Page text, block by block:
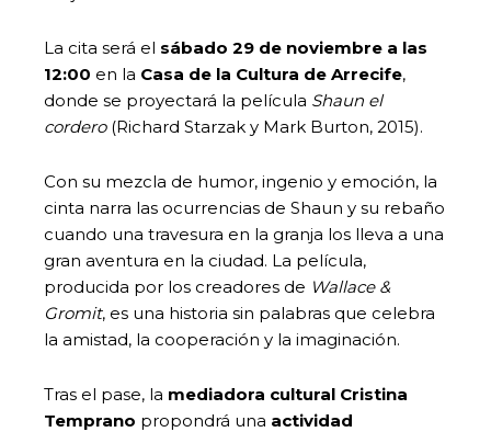
La cita será el sábado 29 de noviembre a las
12:00 en la Casa de la Cultura de Arrecife,
donde se proyectará la película Shaun el
cordero(Richard Starzak y Mark Burton, 2015).
Con su mezcla de humor, ingenio y emoción, la
cinta narra las ocurrencias de Shaun y su rebaño
cuando una travesura en la granja los lleva a una
gran aventura en la ciudad. La película,
producida por los creadores de Wallace &
Gromit, es una historia sin palabras que celebra
la amistad, la cooperación y la imaginación.
Tras el pase, la mediadora cultural Cristina
Temprano propondrá una actividad